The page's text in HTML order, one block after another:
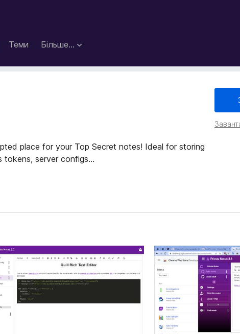
Теми Більше…
place for your Top Secret notes! Ideal for storing
tokens, server configs...